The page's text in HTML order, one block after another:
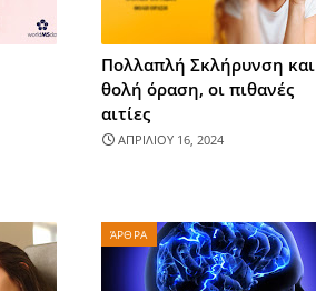
Πολλαπλή Σκλήρυνση και
θολή όραση, οι πιθανές
αιτίες
ΑΠΡΙΛΙΟΥ 16, 2024
ΆΡΘΡΑ